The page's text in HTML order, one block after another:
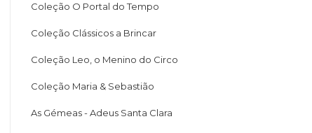
Coleção O Portal do Tempo
Coleção Clássicos a Brincar
Coleção Leo, o Menino do Circo
Coleção Maria & Sebastião
As Gémeas - Adeus Santa Clara